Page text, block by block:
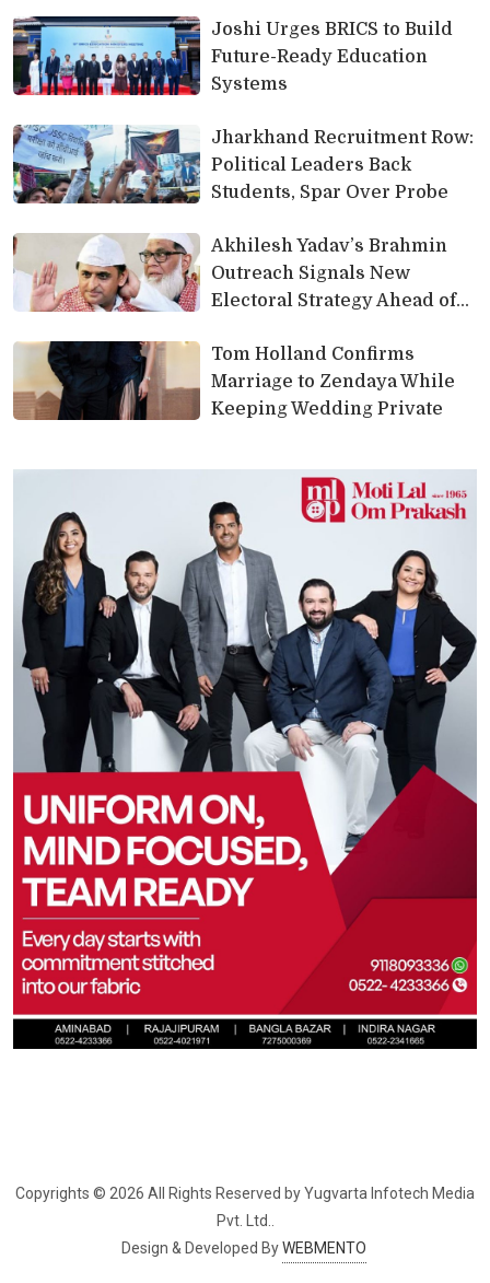
Joshi Urges BRICS to Build
Future-Ready Education
Systems
Jharkhand Recruitment Row:
Political Leaders Back
Students, Spar Over Probe
Akhilesh Yadav’s Brahmin
Outreach Signals New
Electoral Strategy Ahead of
Tom Holland Confirms
Marriage to Zendaya While
Keeping Wedding Private
Copyrights © 2026 All Rights Reserved by Yugvarta Infotech Media
Pvt. Ltd..
Design & Developed ByWEBMENTO